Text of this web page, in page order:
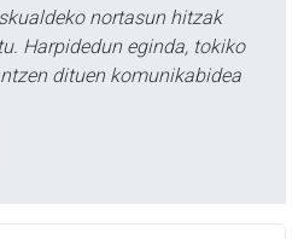
nortasun hitzak
Harpidedun eginda, tokiko
dituen komunikabidea